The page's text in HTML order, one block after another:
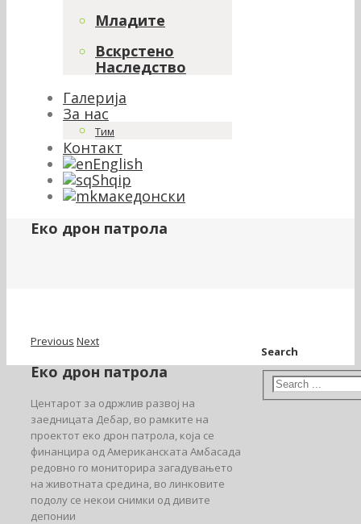
Младите
Вскрстено
Наследство
Галерија
За нас
Тим
Контакт
English
Shqip
македонски
Еко дрон патрола
Previous Next
Еко дрон патрола
Центарот за одржлив развој на
заедницата Дебар, во рамките на
проектот еко дрон патрола, која се
финанцира од Американската Амбасада
редовно го мониторира загадувањето
на животната средина, во линковите
подолу се некои снимки од дивите
депонии
Search